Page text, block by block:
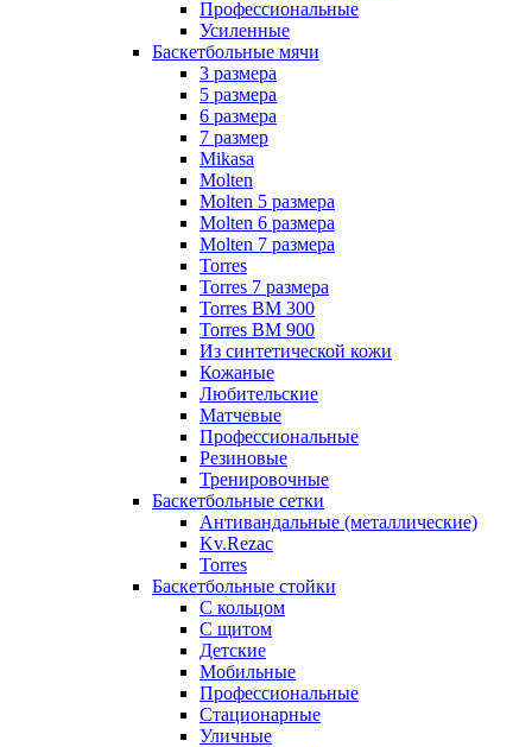
Профессиональные
Усиленные
Баскетбольные мячи
3 размера
5 размера
6 размера
7 размер
Mikasa
Molten
Molten 5 размера
Molten 6 размера
Molten 7 размера
Torres
Torres 7 размера
Torres BM 300
Torres BM 900
Из синтетической кожи
Кожаные
Любительские
Матчевые
Профессиональные
Резиновые
Тренировочные
Баскетбольные сетки
Антивандальные (металлические)
Kv.Rezac
Torres
Баскетбольные стойки
С кольцом
С щитом
Детские
Мобильные
Профессиональные
Стационарные
Уличные